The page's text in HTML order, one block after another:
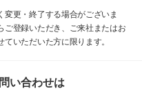
更・終了する場合がございま
登録いただき、ご来社またはお
いただいた方に限ります。
い合わせは